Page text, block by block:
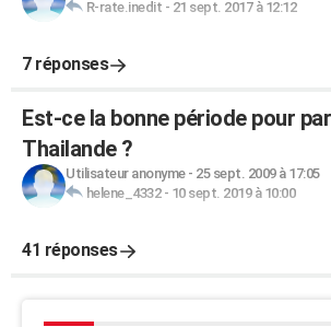
R-rate.inedit - 21 sept. 2017 à 12:12
7 réponses
Est-ce la bonne période pour
Thailande ?
Utilisateur anonyme- 25 sept. 2009 à 17:05
helene_4332- 10 sept. 2019 à 10:00
41 réponses